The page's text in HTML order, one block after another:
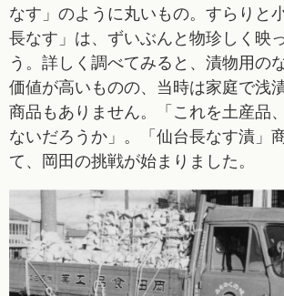
なす」のように丸いもの。すらりと
長なす」は、ずいぶんと物珍しく映
う。詳しく調べてみると、漬物用の
価値が高いものの、当時は家庭で浅
商品もありません。「これを土産品
ないだろうか」。「仙台長なす漬」
て、岡田の挑戦が始まりました。